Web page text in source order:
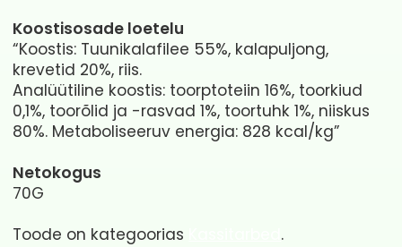
Koostisosade loetelu
“Koostis: Tuunikalafilee 55%, kalapuljong,
krevetid 20%, riis.
Analüütiline koostis: toorptoteiin 16%, toorkiud
0,1%, toorõlid ja -rasvad 1%, toortuhk 1%, niiskus
80%. Metaboliseeruv energia: 828 kcal/kg”
Netokogus
70G
Toode on kategoorias
.